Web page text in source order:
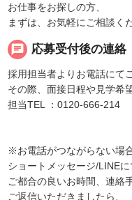
お仕事をお探しの方、
まずは、お気軽にご相談く
chat 応募受付後の連絡
採用担当者よりお電話にて
その際、面接日程や見学希
担当TEL ：0120-666-214
※お電話がつながらない場合
ショートメッセージ/LINEに
ご都合の良いお時間、連絡
ご返信いただきましたら、